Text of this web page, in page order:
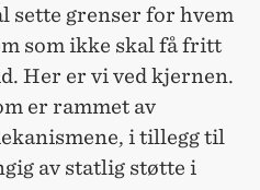
sette grenser for hvem
som ikke skal få fritt
Her er vi ved kjernen.
er rammet av
i tillegg til
av statlig støtte i